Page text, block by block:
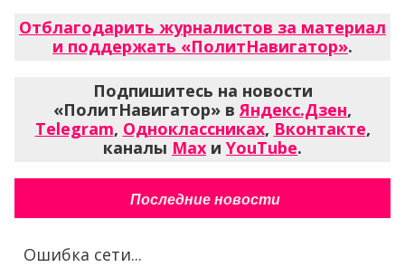
Отблагодарить журналистов за материал
и поддержать «ПолитНавигатор».
Подпишитесь на новости
«ПолитНавигатор» вЯндекс.Дзен,
Telegram, Одноклассниках, Вконтакте,
каналы Max и YouTube.
Последние новости
Ошибка сети...